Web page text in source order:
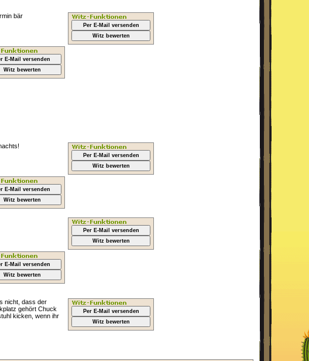
Per E-Mail versenden
Witz bewerten
bär
E-Mail versenden
Witz bewerten
Per E-Mail versenden
Witz bewerten
E-Mail versenden
Witz bewerten
Per E-Mail versenden
Witz bewerten
E-Mail versenden
Witz bewerten
Per E-Mail versenden
Witz bewerten
nicht, dass der
gehört Chuck
kicken, wenn ihr